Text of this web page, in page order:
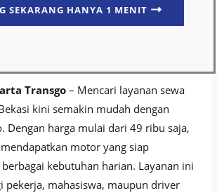
SEKARANG HANYA 1 MENIT
Transgo– Mencari layanan sewa
kini semakin mudah dengan
Dengan harga mulai dari 49 ribu saja,
motor yang siap
kebutuhan harian. Layanan ini
pekerja, mahasiswa, maupun driver